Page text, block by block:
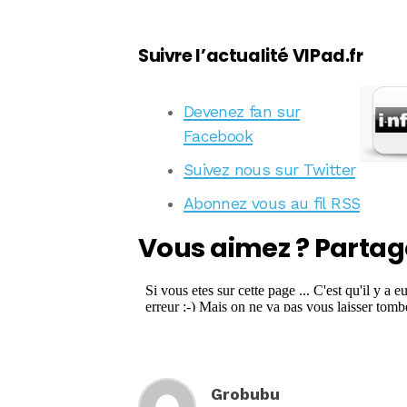
Suivre l’actualité VIPad.fr
Devenez fan sur
Facebook
Suivez nous sur Twitter
Abonnez vous au fil RSS
Vous aimez ?
Grobubu